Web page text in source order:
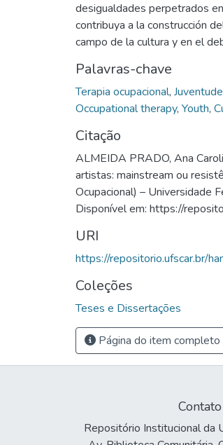
desigualdades perpetrados
contribuya a la construcción
campo de la cultura y en el
Palavras-chave
Terapia ocupacional, Juventude
Occupational therapy, Youth,
Citação
ALMEIDA PRADO, Ana
artistas: mainstream ou
Ocupacional) – Universidade
Disponível em: https://
URI
https://repositorio.ufscar.br/
Coleções
Teses e Dissertações
Página do item completo
Contato
Repositório Institucional da